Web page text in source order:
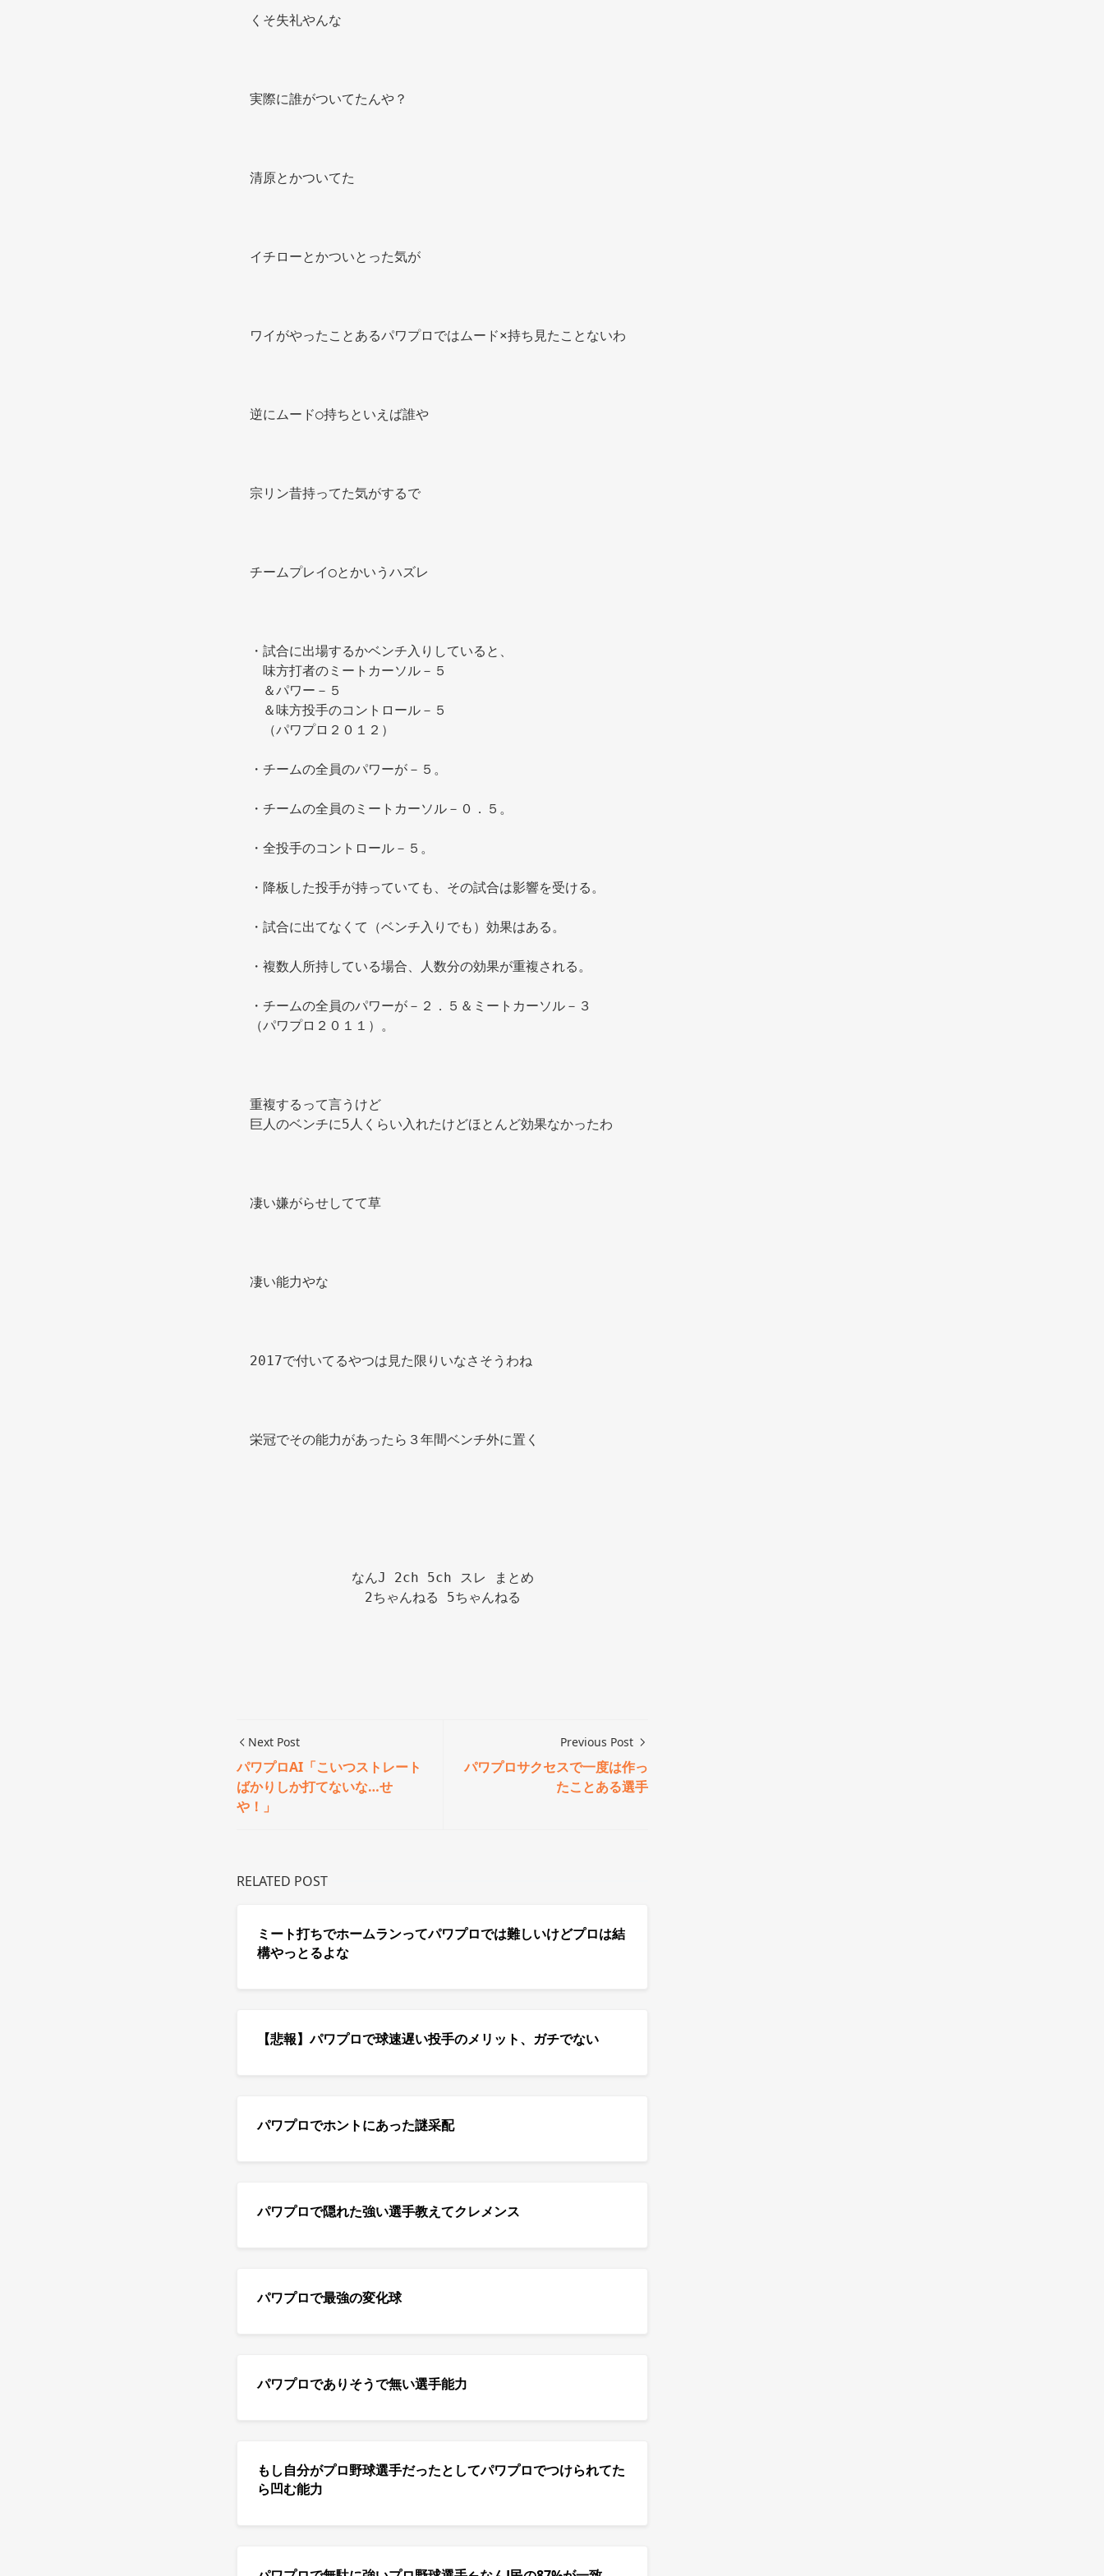
くそ失礼やんな
実際に誰がついてたんや？
清原とかついてた
イチローとかついとった気が
ワイがやったことあるパワプロではムード×持ち見たことないわ
逆にムード○持ちといえば誰や
宗リン昔持ってた気がするで
チームプレイ◯とかいうハズレ
・試合に出場するかベンチ入りしていると、
味方打者のミートカーソル－５
＆パワー－５
＆味方投手のコントロール－５
（パワプロ２０１２）
・チームの全員のパワーが－５。
・チームの全員のミートカーソル－０．５。
・全投手のコントロール－５。
・降板した投手が持っていても、その試合は影響を受ける。
・試合に出てなくて（ベンチ入りでも）効果はある。
・複数人所持している場合、人数分の効果が重複される。
・チームの全員のパワーが－２．５＆ミートカーソル－３
（パワプロ２０１１）。
重複するって言うけど
巨人のベンチに5人くらい入れたけどほとんど効果なかったわ
凄い嫌がらせしてて草
凄い能力やな
2017で付いてるやつは見た限りいなさそうわね
栄冠でその能力があったら３年間ベンチ外に置く
なんJ 2ch 5ch スレ まとめ
2ちゃんねる 5ちゃんねる
Next Post
パワプロAI「こいつストレート
ばかりしか打てないな…せ
や！」
Previous Post
パワプロサクセスで一度は作っ
たことある選手
RELATED POST
ミート打ちでホームランってパワプロでは難しいけどプロは結
構やっとるよな
【悲報】パワプロで球速遅い投手のメリット、ガチでない
パワプロでホントにあった謎采配
パワプロで隠れた強い選手教えてクレメンス
パワプロで最強の変化球
パワプロでありそうで無い選手能力
もし自分がプロ野球選手だったとしてパワプロでつけられてた
ら凹む能力